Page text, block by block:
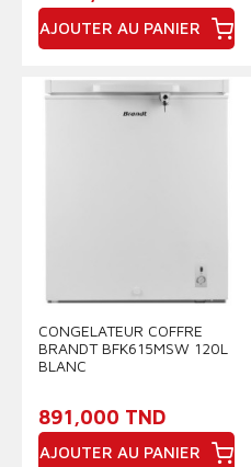
AJOUTER AU PANIER
CONGELATEUR COFFRE
BRANDT BFK615MSW 120L
BLANC
891,000 TND
AJOUTER AU PANIER